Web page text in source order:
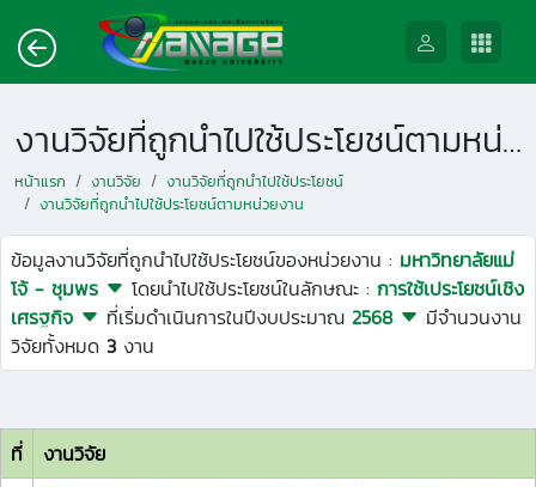
งานวิจัยที่ถูกนำไปใช้ประโยชน์ตามหน่วยงาน
หน้าแรก งานวิจัย
งานวิจัยที่ถูกนำไปใช้ประโยชน์
งานวิจัยที่ถูกนำไปใช้ประโยชน์ตามหน่วยงาน
ข้อมูลงานวิจัยที่ถูกนำไปใช้ประโยชน์ของหน่วยงาน : มหาวิทยาลัยแม่
โจ้ - ชุมพร
โดยนำไปใช้ประโยชน์ในลักษณะ : การใช้เประโยชน์เชิง
เศรฐกิจ
ที่เริ่มดำเนินการในปีงบประมาณ 2568
มีจำนวนงาน
วิจัยทั้งหมด 3 งาน
ที่
งานวิจัย